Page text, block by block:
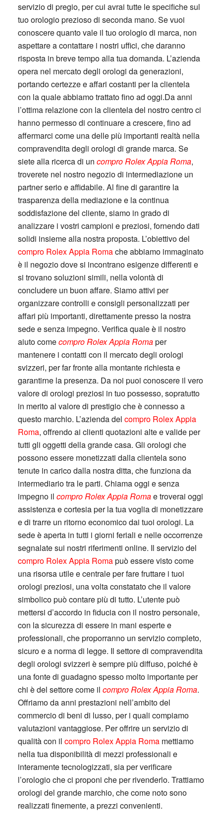
servizio di pregio, per cui avrai tutte le specifiche sul
tuo orologio prezioso di seconda mano. Se vuoi
conoscere quanto vale il tuo orologio di marca, non
aspettare a contattare i nostri uffici, che daranno
risposta in breve tempo alla tua domanda. L’azienda
opera nel mercato degli orologi da generazioni,
portando certezze e affari costanti per la clientela
con la quale abbiamo trattato fino ad oggi.Da anni
l’ottima relazione con la clientela del nostro centro ci
hanno permesso di continuare a crescere, fino ad
affermarci come una delle più importanti realtà nella
compravendita degli orologi di grande marca. Se
siete alla ricerca di un compro Rolex Appia Roma,
troverete nel nostro negozio di intermediazione un
partner serio e affidabile. Al fine di garantire la
trasparenza della mediazione e la continua
soddisfazione del cliente, siamo in grado di
analizzare i vostri campioni e preziosi, fornendo dati
solidi insieme alla nostra proposta. L’obiettivo del
compro Rolex Appia Romache abbiamo immaginato
è il negozio dove si incontrano esigenze differenti e
si trovano soluzioni simili, nella volontà di
concludere un buon affare. Siamo attivi per
organizzare controlli e consigli personalizzati per
affari più importanti, direttamente presso la nostra
sede e senza impegno. Verifica quale è il nostro
aiuto comecompro Rolex Appia Romaper
mantenere i contatti con il mercato degli orologi
svizzeri, per far fronte alla montante richiesta e
garantirne la presenza. Da noi puoi conoscere il vero
valore di orologi preziosi in tuo possesso, sopratutto
in merito al valore di prestigio che è connesso a
questo marchio. L’azienda del compro Rolex Appia
Roma, offrendo ai clienti quotazioni alte e valide per
tutti gli oggetti della grande casa. Gli orologi che
possono essere monetizzati dalla clientela sono
tenute in carico dalla nostra ditta, che funziona da
intermediario tra le parti. Chiama oggi e senza
impegno il compro Rolex Appia Romae troverai oggi
assistenza e cortesia per la tua voglia di monetizzare
e di trarre un ritorno economico dai tuoi orologi. La
sede è aperta in tutti i giorni feriali e nelle occorrenze
segnalate sui nostri riferimenti online. Il servizio del
compro Rolex Appia Romapuò essere visto come
una risorsa utile e centrale per fare fruttare i tuoi
orologi preziosi, una volta constatato che il valore
simbolico può contare più di tutto. L’utente può
mettersi d’accordo in fiducia con il nostro personale,
con la sicurezza di essere in mani esperte e
professionali, che proporranno un servizio completo,
sicuro e a norma di legge. Il settore di compravendita
degli orologi svizzeri è sempre più diffuso, poiché è
una fonte di guadagno spesso molto importante per
chi è del settore come il compro Rolex Appia Roma.
Offriamo da anni prestazioni nell’ambito del
commercio di beni di lusso, per i quali compiamo
valutazioni vantaggiose. Per offrire un servizio di
qualità con il compro Rolex Appia Romamettiamo
nella tua disponibilità di mezzi professionali e
interamente tecnologizzati, sia per verificare
l’orologio che ci proponi che per rivenderlo. Trattiamo
orologi del grande marchio, che come noto sono
realizzati finemente, a prezzi convenienti.